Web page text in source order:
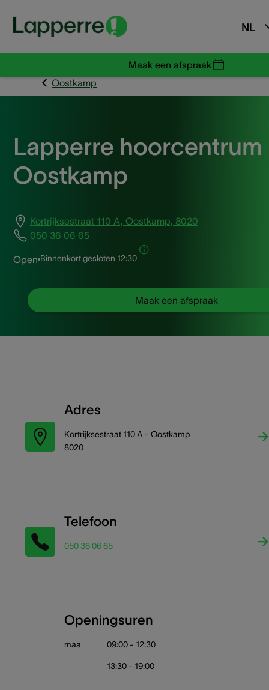
NL
Maak een afspraak
Oostkamp
Lapperre hoorcentrum
Oostkamp
Kortrijksestraat 110 A, Oostkamp, 8020
050 36 06 65
Open Binnenkort gesloten 12:30
Maak een afspraak
Adres
Kortrijksestraat 110 A - Oostkamp
8020
Telefoon
050 36 06 65
Openingsuren
maa 09:00 - 12:30
13:30 - 19:00